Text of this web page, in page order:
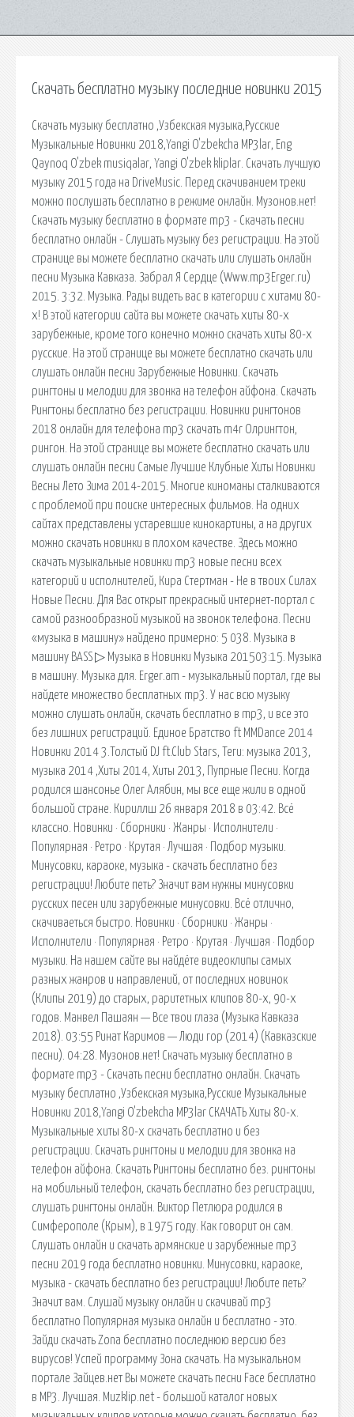
Скачать бесплатно музыку последние новинки 2015
Скачать музыку бесплатно ,Узбекская музыка,Русские
Музыкальные Новинки 2018,Yangi O'zbekcha MP3lar, Eng
Qaynoq O'zbek musiqalar, Yangi O'zbek kliplar. Скачать лучшую
музыку 2015 года на DriveMusic. Перед скачиванием треки
можно послушать бесплатно в режиме онлайн. Музонов.нет!
Скачать музыку бесплатно в формате mp3 - Скачать песни
бесплатно онлайн - Слушать музыку без регистрации. На этой
странице вы можете бесплатно скачать или слушать онлайн
песни Музыка Кавказа. Забрал Я Сердце (Www.mp3Erger.ru)
2015. 3:32. Музыка. Рады видеть вас в категории с хитами 80-
х! В этой категории сайта вы можете скачать хиты 80-х
зарубежные, кроме того конечно можно скачать хиты 80-х
русские. На этой странице вы можете бесплатно скачать или
слушать онлайн песни Зарубежные Новинки. Скачать
рингтоны и мелодии для звонка на телефон айфона. Скачать
Рингтоны бесплатно без регистрации. Новинки рингтонов
2018 онлайн для телефона mp3 скачать m4r Олрингтон,
рингон. На этой странице вы можете бесплатно скачать или
слушать онлайн песни Самые Лучшие Клубные Хиты Новинки
Весны Лето Зима 2014-2015. Многие киноманы сталкиваются
с проблемой при поиске интересных фильмов. На одних
сайтах представлены устаревшие кинокартины, а на других
можно скачать новинки в плохом качестве. Здесь можно
скачать музыкальные новинки mp3 новые песни всех
категорий и исполнителей, Кира Стертман - Не в твоих Силах
Новые Песни. Для Вас открыт прекрасный интернет-портал с
самой разнообразной музыкой на звонок телефона. Песни
«музыка в машину» найдено примерно: 5 038. Музыка в
машину BASS ▷ Музыка в Новинки Музыка 201503:15. Музыка
в машину. Музыка для. Erger.am - музыкальный портал, где вы
найдете множество бесплатных mp3. У нас всю музыку
можно слушать онлайн, скачать бесплатно в mp3, и все это
без лишних регистраций. Единое Братство ft MMDance 2014
Новинки 2014 3.Толстый DJ ft.Club Stars, Теги: музыка 2013,
музыка 2014 ,Хиты 2014, Хиты 2013, Пупрные Песни. Когда
родился шансонье Олег Алябин, мы все еще жили в одной
большой стране. Кириллш 26 января 2018 в 03:42. Всё
классно. Новинки · Сборники · Жанры · Исполнители ·
Популярная · Ретро · Крутая · Лучшая · Подбор музыки.
Минусовки, караоке, музыка - скачать бесплатно без
регистрации! Любите петь? Значит вам нужны минусовки
русских песен или зарубежные минусовки. Всё отлично,
скачиваеться быстро. Новинки · Сборники · Жанры ·
Исполнители · Популярная · Ретро · Крутая · Лучшая · Подбор
музыки. На нашем сайте вы найдёте видеоклипы самых
разных жанров и направлений, от последних новинок
(Клипы 2019) до старых, раритетных клипов 80-х, 90-х
годов. Манвел Пашаян — Все твои глаза (Музыка Кавказа
2018). 03:55 Ринат Каримов — Люди гор (2014) (Кавказские
песни). 04:28. Музонов.нет! Скачать музыку бесплатно в
формате mp3 - Скачать песни бесплатно онлайн. Скачать
музыку бесплатно ,Узбекская музыка,Русские Музыкальные
Новинки 2018,Yangi O'zbekcha MP3lar СКАЧАТЬ Хиты 80-х.
Музыкальные хиты 80-х скачать бесплатно и без
регистрации. Скачать рингтоны и мелодии для звонка на
телефон айфона. Скачать Рингтоны бесплатно без. рингтоны
на мобильный телефон, скачать бесплатно без регистрации,
слушать рингтоны онлайн. Виктор Петлюра родился в
Симферополе (Крым), в 1975 году. Как говорит он сам.
Слушать онлайн и скачать армянские и зарубежные mp3
песни 2019 года бесплатно новинки. Минусовки, караоке,
музыка - скачать бесплатно без регистрации! Любите петь?
Значит вам. Слушай музыку онлайн и скачивай mp3
бесплатно Популярная музыка онлайн и бесплатно - это.
Зайди скачать Zona бесплатно последнюю версию без
вирусов! Успей программу Зона скачать. На музыкальном
портале Зайцев.нет Вы можете скачать песни Face бесплатно
в MP3. Лучшая. Muzklip.net - большой каталог новых